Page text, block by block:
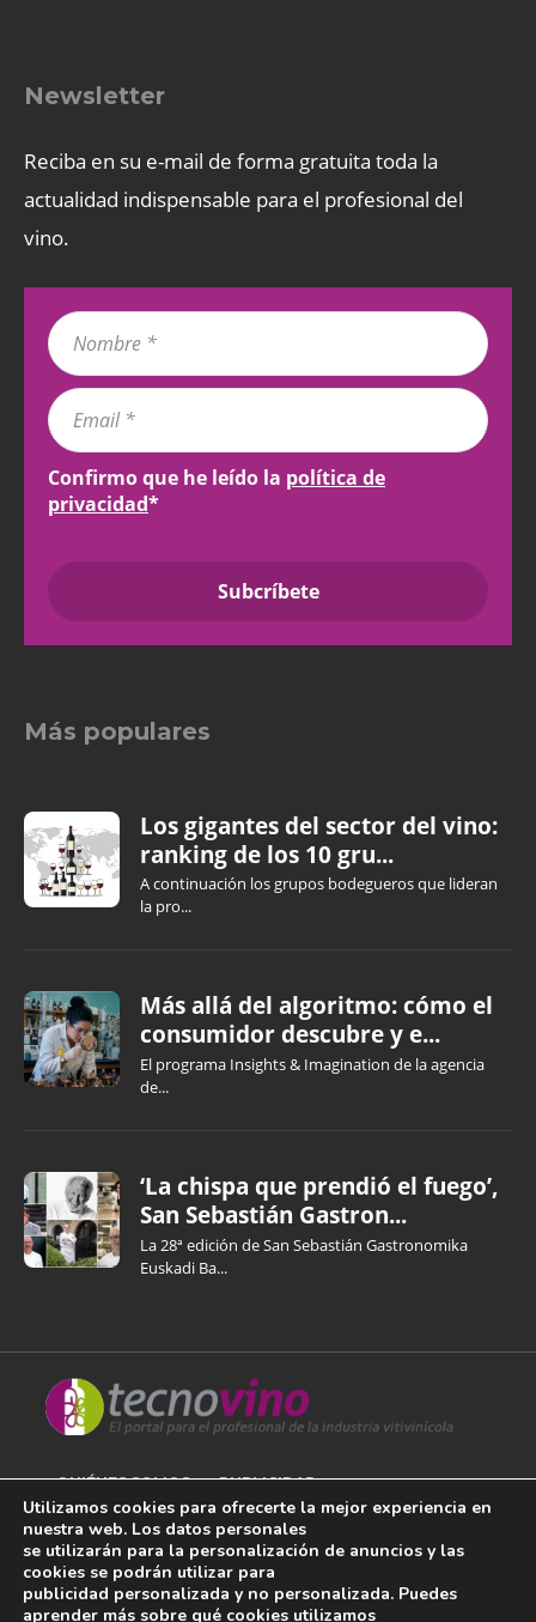
Newsletter
Reciba en su e-mail de forma gratuita toda la
actualidad indispensable para el profesional del
vino.
Confirmo que he leído la política de
privacidad*
Más populares
Los gigantes del sector del vino:
ranking de los 10 gru...
A continuación los grupos bodegueros que lideran
la pro...
Más allá del algoritmo: cómo el
consumidor descubre y e...
El programa Insights & Imagination de la agencia
de...
‘La chispa que prendió el fuego’,
San Sebastián Gastron...
La 28ª edición de San Sebastián Gastronomika
Euskadi Ba...
QUIÉNES SOMOS PUBLICIDAD
AVISO LEGAL
POLÍTICA DE COOKIES
Utilizamos cookies para ofrecerte la mejor experiencia en
nuestra web. Los datos personales
se utilizarán para la personalización de anuncios y las
cookies se podrán utilizar para
publicidad personalizada y no personalizada. Puedes
aprender más sobre qué cookies utilizamos